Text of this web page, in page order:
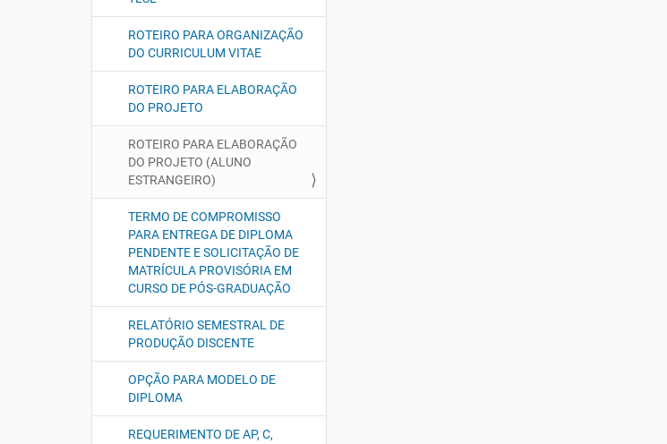
ROTEIRO PARA ORGANIZAÇÃO
DO CURRICULUM VITAE
ROTEIRO PARA ELABORAÇÃO
DO PROJETO
ROTEIRO PARA ELABORAÇÃO
DO PROJETO (ALUNO
ESTRANGEIRO)
TERMO DE COMPROMISSO
PARA ENTREGA DE DIPLOMA
PENDENTE E SOLICITAÇÃO DE
MATRÍCULA PROVISÓRIA EM
CURSO DE PÓS-GRADUAÇÃO
RELATÓRIO SEMESTRAL DE
PRODUÇÃO DISCENTE
OPÇÃO PARA MODELO DE
DIPLOMA
REQUERIMENTO DE AP, C,